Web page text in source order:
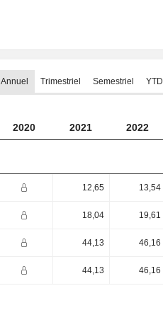
Annuel Trimestriel Semestriel YTD
2020 2021 2022
12,65 13,54
18,04 19,61
44,13 46,16
44,13 46,16